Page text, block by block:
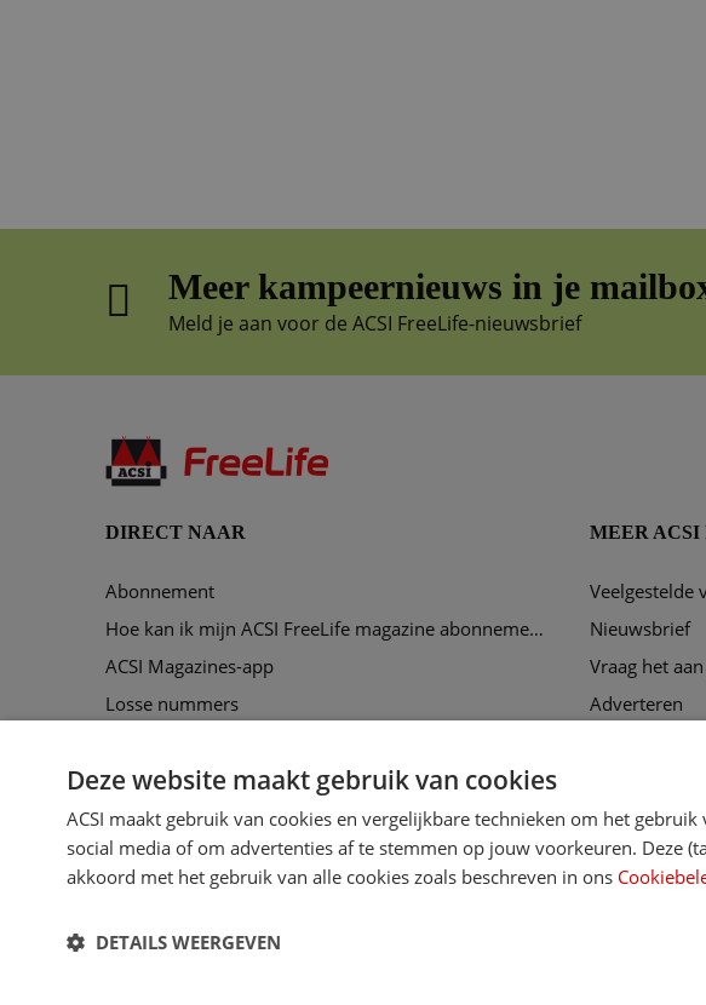
Meer kampeernieuws in je
Meld je aan voor de ACSI FreeLife-nieuwsbrief
DIRECT NAAR
Abonnement
Hoe kan ik mijn ACSI FreeLife magazine abonnement opzeggen?
ACSI Magazines-app
Losse nummers
Voorbeeldmagazine
MEER
Veelgestelde
Nieuwsbrief
Vraag het
Adverteren
ACSI FreeLife is een uitgave van ACSI FreeLife B.V. © 2026 - Alle rechten
Deze website maakt gebruik van cookies
ACSI maakt gebruik van cookies en vergelijkbare technieken om het
social media of om advertenties af te stemmen op jouw voorkeuren. Deze
akkoord met het gebruik van alle cookies zoals beschreven in ons
DETAILS WEERGEVEN